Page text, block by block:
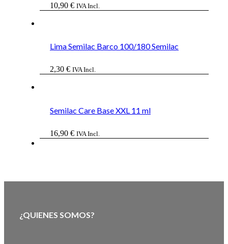
10,90 € IVA Incl.
Lima Semilac Barco 100/180 Semilac
2,30 € IVA Incl.
Semilac Care Base XXL 11 ml
16,90 € IVA Incl.
¿QUIENES SOMOS?